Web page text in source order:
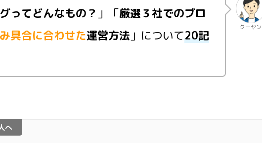
ってどんなもの？ 」「厳選３社でのブロ
具合に合わせた運営方法 」について20記
クーヤン
へ